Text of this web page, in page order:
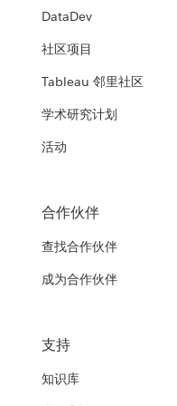
DataDev
社区项目
Tableau 邻里社区
学术研究计划
活动
合作伙伴
查找合作伙伴
成为合作伙伴
支持
知识库